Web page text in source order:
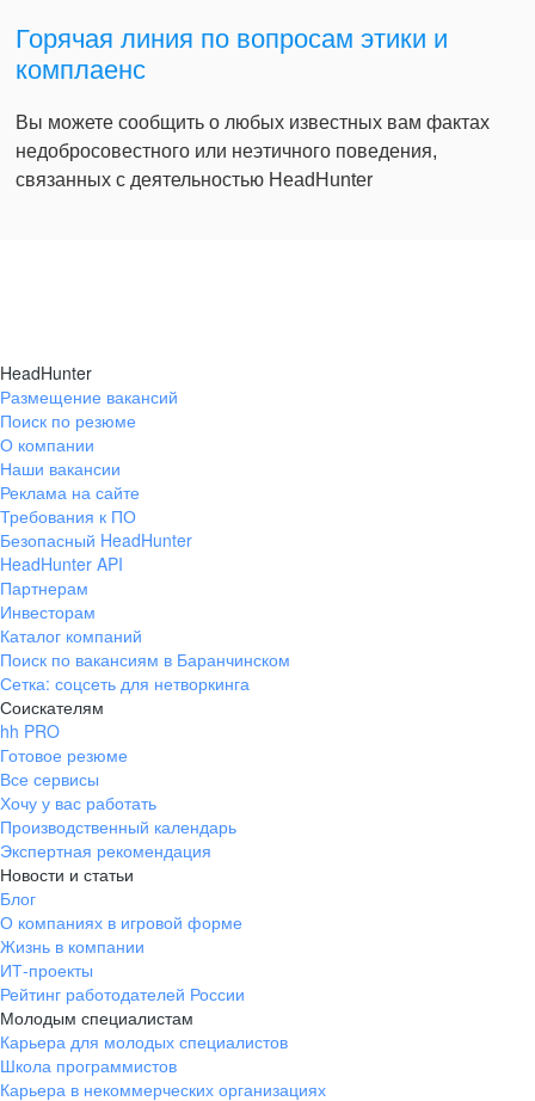
Горячая линия по вопросам этики и
комплаенс
Вы можете сообщить о любых известных вам фактах
недобросовестного или неэтичного поведения,
связанных с деятельностью HeadHunter
HeadHunter
Размещение вакансий
Поиск по резюме
О компании
Наши вакансии
Реклама на сайте
Требования к ПО
Безопасный HeadHunter
HeadHunter API
Партнерам
Инвесторам
Каталог компаний
Поиск по вакансиям в Баранчинском
Сетка: соцсеть для нетворкинга
Соискателям
hh PRO
Готовое резюме
Все сервисы
Хочу у вас работать
Производственный календарь
Экспертная рекомендация
Новости и статьи
Блог
О компаниях в игровой форме
Жизнь в компании
ИТ-проекты
Рейтинг работодателей России
Молодым специалистам
Карьера для молодых специалистов
Школа программистов
Карьера в некоммерческих организациях